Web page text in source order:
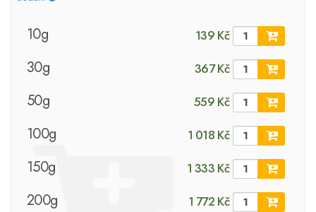
10g 139 Kč
30g 367 Kč
50g 559 Kč
100g 1 018 Kč
150g 1 333 Kč
200g 1 772 Kč